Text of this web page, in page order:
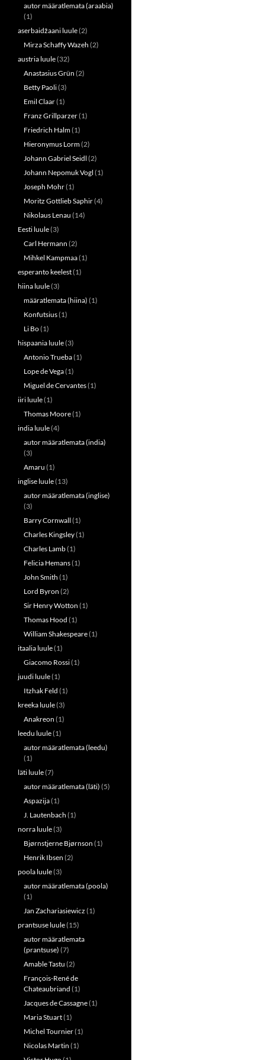
autor määratlemata (araabia)
(1)
aserbaidžaani luule(2)
Mirza Schaffy Wazeh (2)
austria luule(32)
Anastasius Grün (2)
Betty Paoli(3)
Emil Claar(1)
Franz Grillparzer(1)
Friedrich Halm(1)
Hieronymus Lorm(2)
Johann Gabriel Seidl (2)
Johann Nepomuk Vogl (1)
Joseph Mohr(1)
Moritz Gottlieb Saphir(4)
Nikolaus Lenau (14)
Eesti luule(3)
Carl Hermann (2)
Mihkel Kampmaa(1)
esperanto keelest(1)
hiina luule(3)
määratlemata (hiina) (1)
Konfutsius(1)
Li Bo(1)
hispaania luule(3)
Antonio Trueba(1)
Lope de Vega(1)
Miguel de Cervantes(1)
iiri luule(1)
Thomas Moore(1)
india luule(4)
autor määratlemata (india)
(3)
Amaru (1)
inglise luule(13)
autor määratlemata (inglise)
(3)
Barry Cornwall (1)
Charles Kingsley(1)
Charles Lamb(1)
Felicia Hemans(1)
John Smith (1)
Lord Byron (2)
Sir Henry Wotton (1)
Thomas Hood (1)
William Shakespeare(1)
itaalia luule(1)
Giacomo Rossi(1)
juudi luule(1)
Itzhak Feld (1)
kreeka luule(3)
Anakreon (1)
leedu luule(1)
autor määratlemata (leedu)
(1)
läti luule(7)
autor määratlemata (läti) (5)
Aspazija(1)
J. Lautenbach (1)
norra luule(3)
Bjørnstjerne Bjørnson (1)
Henrik Ibsen (2)
poola luule(3)
autor määratlemata (poola)
(1)
Jan Zachariasiewicz (1)
prantsuse luule(15)
autor määratlemata
(prantsuse) (7)
Amable Tastu (2)
François-René de
Chateaubriand (1)
Jacques de Cassagne(1)
Maria Stuart(1)
Michel Tournier(1)
Nicolas Martin (1)